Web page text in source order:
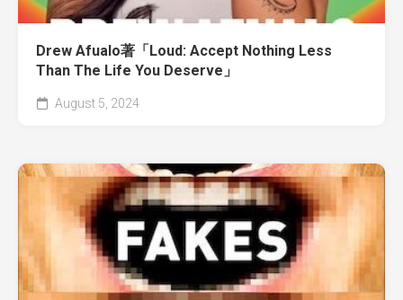
Drew Afualo著「Loud: Accept Nothing Less
Than The Life You Deserve」
August 5, 2024